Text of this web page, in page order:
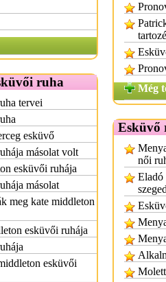
ruha
tervei
esküvő
másolat volt
esküvői ruhája
másolat
meg kate middleton
esküvői ruhája
esküvői
Még
Esküvő
női
Eladó